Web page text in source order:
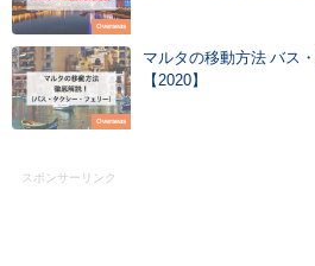
Overseas
Overseas
マルタの移動方法 バス
【2020】
スポンサーリンク